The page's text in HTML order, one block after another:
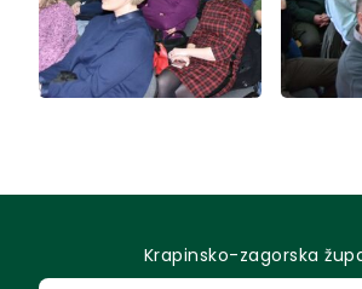
Krapinsko-zagorska